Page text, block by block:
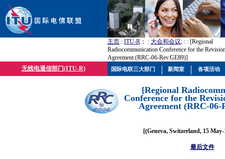
主页 : ITU-R ； : 大会和会议; : : [Regional
Radiocommunication Conference for the
Agreement (RRC-06-Rev.GE89)]
无线电通信部门(ITU-R)
[Regional
Conference for the
Agreement (RRC-06-
[(Geneva, Switzerland, 15
最后文件
国际电联三大部门 新闻室 各项活动